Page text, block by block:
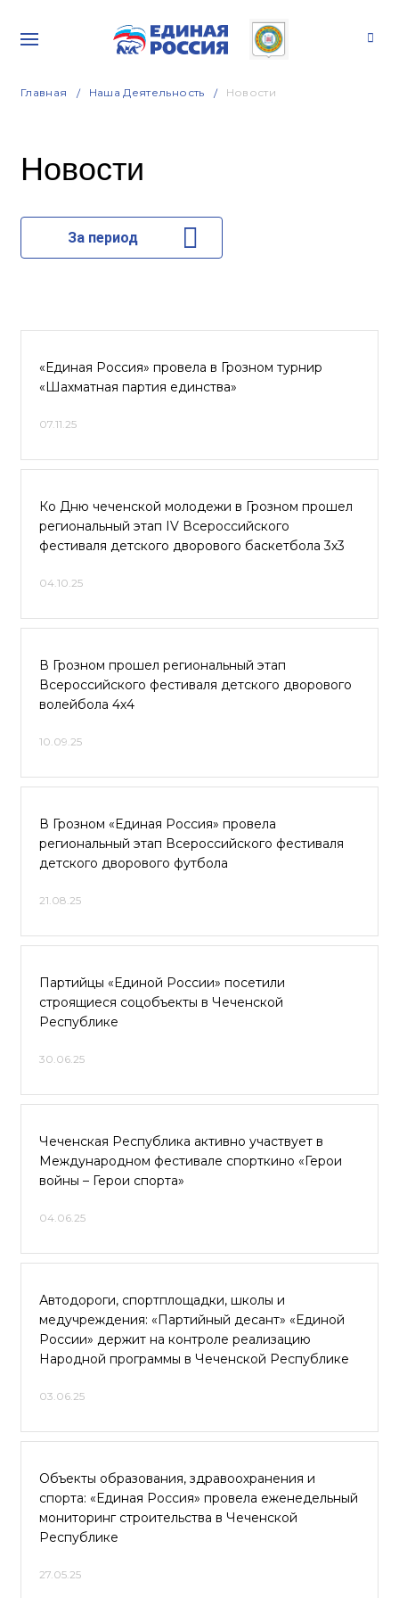
Главная Наша Деятельность Новости
Новости
За период
«Единая Россия» провела в Грозном турнир
«Шахматная партия единства»
07.11.25
Ко Дню чеченской молодежи в Грозном прошел
региональный этап IV Всероссийского
фестиваля детского дворового баскетбола 3х3
04.10.25
В Грозном прошел региональный этап
Всероссийского фестиваля детского дворового
волейбола 4х4
10.09.25
В Грозном «Единая Россия» провела
региональный этап Всероссийского фестиваля
детского дворового футбола
21.08.25
Партийцы «Единой России» посетили
строящиеся соцобъекты в Чеченской
Республике
30.06.25
Чеченская Республика активно участвует в
Международном фестивале спорткино «Герои
войны – Герои спорта»
04.06.25
Автодороги, спортплощадки, школы и
медучреждения: «Партийный десант» «Единой
России» держит на контроле реализацию
Народной программы в Чеченской Республике
03.06.25
Объекты образования, здравоохранения и
спорта: «Единая Россия» провела еженедельный
мониторинг строительства в Чеченской
Республике
27.05.25